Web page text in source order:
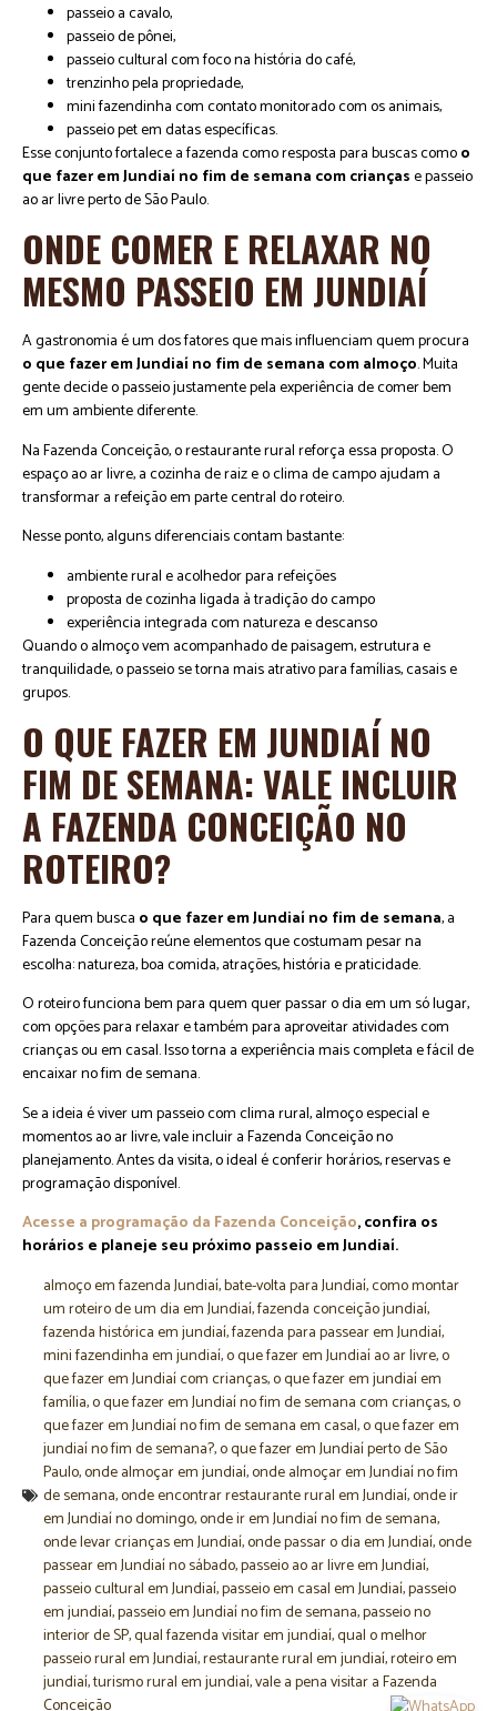
passeio a cavalo,
passeio de pônei,
passeio cultural com foco na história do café,
trenzinho pela propriedade,
mini fazendinha com contato monitorado com os animais,
passeio pet em datas específicas.
Esse conjunto fortalece a fazenda como resposta para buscas comoo
que fazer em Jundiaí no fim de semana com criançase passeio
ao ar livre perto de São Paulo.
ONDE COMER E RELAXAR NO
MESMO PASSEIO EM JUNDIAÍ
A gastronomia é um dos fatores que mais influenciam quem procura
o que fazer em Jundiaí no fim de semana com almoço. Muita
gente decide o passeio justamente pela experiência de comer bem
em um ambiente diferente.
Na Fazenda Conceição, o restaurante rural reforça essa proposta. O
espaço ao ar livre, a cozinha de raiz e o clima de campo ajudam a
transformar a refeição em parte central do roteiro.
Nesse ponto, alguns diferenciais contam bastante:
ambiente rural e acolhedor para refeições
proposta de cozinha ligada à tradição do campo
experiência integrada com natureza e descanso
Quando o almoço vem acompanhado de paisagem, estrutura e
tranquilidade, o passeio se torna mais atrativo para famílias, casais e
grupos.
O QUE FAZER EM JUNDIAÍ NO
FIM DE SEMANA: VALE INCLUIR
A FAZENDA CONCEIÇÃO NO
ROTEIRO?
Para quem busca o que fazer em Jundiaí no fim de semana, a
Fazenda Conceição reúne elementos que costumam pesar na
escolha: natureza, boa comida, atrações, história e praticidade.
O roteiro funciona bem para quem quer passar o dia em um só lugar,
com opções para relaxar e também para aproveitar atividades com
crianças ou em casal. Isso torna a experiência mais completa e fácil de
encaixar no fim de semana.
Se a ideia é viver um passeio com clima rural, almoço especial e
momentos ao ar livre, vale incluir a Fazenda Conceição no
planejamento. Antes da visita, o ideal é conferir horários, reservas e
programação disponível.
Acesse a programação da Fazenda Conceição, confira os
horários e planeje seu próximo passeio em Jundiaí.
almoço em fazenda Jundiaí,bate-volta para Jundiaí,como montar
um roteiro de um dia em Jundiaí,fazenda conceição jundiaí,
fazenda histórica em jundiaí,fazenda para passear em Jundiaí,
mini fazendinha em jundiaí,o que fazer em Jundiaí ao ar livre,o
que fazer em Jundiaí com crianças,o que fazer em jundiaí em
família,o que fazer em Jundiaí no fim de semana com crianças,o
que fazer em Jundiaí no fim de semana em casal,o que fazer em
jundiaí no fim de semana?,o que fazer em Jundiaí perto de São
Paulo,onde almoçar em jundiaí,onde almoçar em Jundiaí no fim
de semana,onde encontrar restaurante rural em Jundiaí,onde ir
em Jundiaí no domingo,onde ir em Jundiaí no fim de semana,
onde levar crianças em Jundiaí,onde passar o dia em Jundiaí,onde
passear em Jundiaí no sábado,passeio ao ar livre em Jundiaí,
passeio cultural em Jundiaí,passeio em casal em Jundiaí,passeio
em jundiaí,passeio em Jundiaí no fim de semana,passeio no
interior de SP,qual fazenda visitar em jundiaí,qual o melhor
passeio rural em Jundiaí,restaurante rural em jundiaí,roteiro em
jundiaí,turismo rural em jundiaí,vale a pena visitar a Fazenda
Conceição